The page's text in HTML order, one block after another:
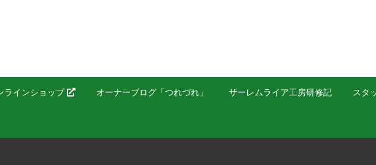
ラインショップ オーナーブログ「つれづれ」 ザーレムライア工房研修記 スタ